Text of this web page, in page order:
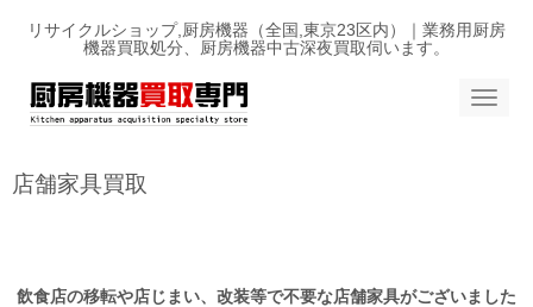
リサイクルショップ,厨房機器（全国,東京23区内）｜業務用厨房
機器買取処分、厨房機器中古深夜買取伺います。
N
店舗家具買取
飲食店の移転や店じまい、改装等で不要な店舗家具がございました